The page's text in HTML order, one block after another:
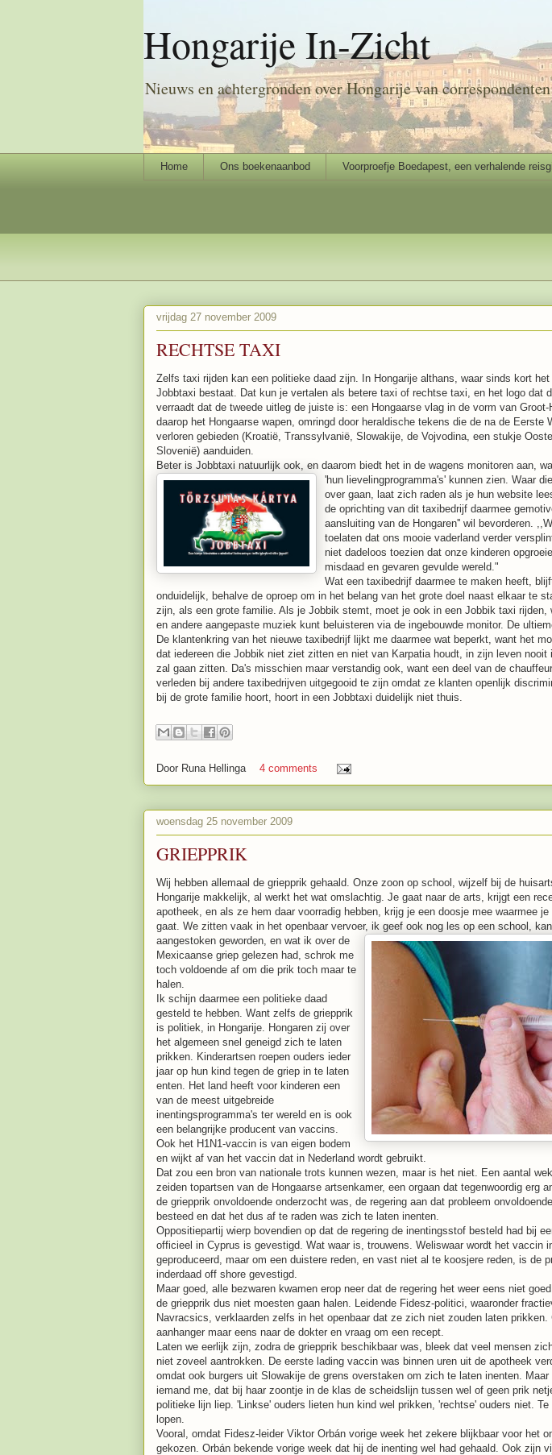
Hongarije In-Zicht
Nieuws en achtergronden over Hongarije van
Home Ons boekenaanbod Voorproefje Boedapest, een verhalende
vrijdag 27 november 2009
RECHTSE TAXI
Zelfs taxi rijden kan een politieke daad zijn. In Hongarije althans, waar sinds kort
Jobbtaxi bestaat. Dat kun je vertalen als betere taxi of rechtse taxi, en het logo dat
verraadt dat de tweede uitleg de juiste is: een Hongaarse vlag in de vorm van Groot-
daarop het Hongaarse wapen, omringd door heraldische tekens die de na de Eerste
verloren gebieden (Kroatië, Transsylvanië, Slowakije, de Vojvodina, een stukje
Slovenië) aanduiden.
Beter is Jobbtaxi natuurlijk ook, en daarom biedt het in de wagens monitoren aan,
'hun lievelingprogramma's' kunnen zien. Waar
over gaan, laat zich raden als je hun website
de oprichting van dit taxibedrijf daarmee
aansluiting van de Hongaren'' wil bevorderen.
toelaten dat ons mooie vaderland verder
niet dadeloos toezien dat onze kinderen
misdaad en gevaren gevulde wereld."
Wat een taxibedrijf daarmee te maken heeft,
onduidelijk, behalve de oproep om in het belang van het grote doel naast elkaar te
zijn, als een grote familie. Als je Jobbik stemt, moet je ook in een Jobbik taxi rijden,
en andere aangepaste muziek kunt beluisteren via de ingebouwde monitor. De
De klantenkring van het nieuwe taxibedrijf lijkt me daarmee wat beperkt, want het
dat iedereen die Jobbik niet ziet zitten en niet van Karpatia houdt, in zijn leven nooit
zal gaan zitten. Da's misschien maar verstandig ook, want een deel van de
verleden bij andere taxibedrijven uitgegooid te zijn omdat ze klanten openlijk
bij de grote familie hoort, hoort in een Jobbtaxi duidelijk niet thuis.
Door Runa Hellinga 4 comments
woensdag 25 november 2009
GRIEPPRIK
Wij hebben allemaal de griepprik gehaald. Onze zoon op school, wijzelf bij de
Hongarije makkelijk, al werkt het wat omslachtig. Je gaat naar de arts, krijgt een
apotheek, en als ze hem daar voorradig hebben, krijg je een doosje mee waarmee je
gaat. We zitten vaak in het openbaar vervoer, ik geef ook nog les op een school,
aangestoken geworden, en wat ik over de
Mexicaanse griep gelezen had, schrok me
toch voldoende af om die prik toch maar te
halen.
Ik schijn daarmee een politieke daad
gesteld te hebben. Want zelfs de griepprik
is politiek, in Hongarije. Hongaren zij over
het algemeen snel geneigd zich te laten
prikken. Kinderartsen roepen ouders ieder
jaar op hun kind tegen de griep in te laten
enten. Het land heeft voor kinderen een
van de meest uitgebreide
inentingsprogramma's ter wereld en is ook
een belangrijke producent van vaccins.
Ook het H1N1-vaccin is van eigen bodem
en wijkt af van het vaccin dat in Nederland wordt gebruikt.
Dat zou een bron van nationale trots kunnen wezen, maar is het niet. Een aantal
zeiden topartsen van de Hongaarse artsenkamer, een orgaan dat tegenwoordig erg
de griepprik onvoldoende onderzocht was, de regering aan dat probleem
besteed en dat het dus af te raden was zich te laten inenten.
Oppositiepartij wierp bovendien op dat de regering de inentingsstof besteld had bij
officieel in Cyprus is gevestigd. Wat waar is, trouwens. Weliswaar wordt het vaccin
geproduceerd, maar om een duistere reden, en vast niet al te koosjere reden, is de
inderdaad off shore gevestigd.
Maar goed, alle bezwaren kwamen erop neer dat de regering het weer eens niet
de griepprik dus niet moesten gaan halen. Leidende Fidesz-politici, waaronder
Navracsics, verklaarden zelfs in het openbaar dat ze zich niet zouden laten prikken.
aanhanger maar eens naar de dokter en vraag om een recept.
Laten we eerlijk zijn, zodra de griepprik beschikbaar was, bleek dat veel mensen
niet zoveel aantrokken. De eerste lading vaccin was binnen uren uit de apotheek
omdat ook burgers uit Slowakije de grens overstaken om zich te laten inenten. Maar
iemand me, dat bij haar zoontje in de klas de scheidslijn tussen wel of geen prik
politieke lijn liep. 'Linkse' ouders lieten hun kind wel prikken, 'rechtse' ouders niet.
lopen.
Vooral, omdat Fidesz-leider Viktor Orbán vorige week het zekere blijkbaar voor het
gekozen. Orbán bekende vorige week dat hij de inenting wel had gehaald. Ook zijn